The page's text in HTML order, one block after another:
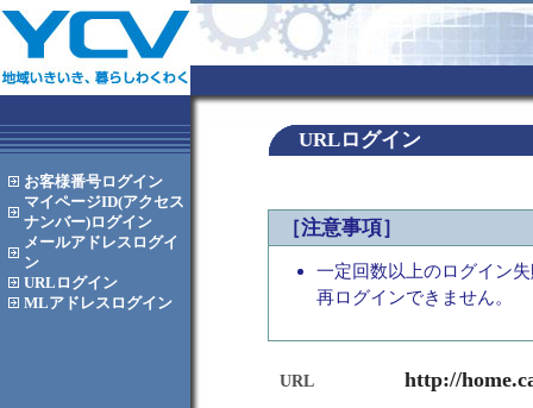
お客様番号ログイン
マイページID(アクセス
ナンバー)ログイン
メールアドレス ログイ
ン
URL ログイン
MLアドレス ログイン
URLログイン
［注意事項］
一定回数以上のログイン
再ログインできません。
URL http://